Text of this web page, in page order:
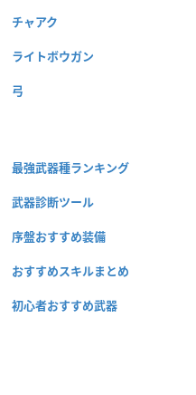
チャアク
ライトボウガン
弓
最強武器種ランキング
武器診断ツール
序盤おすすめ装備
おすすめスキルまとめ
初心者おすすめ武器